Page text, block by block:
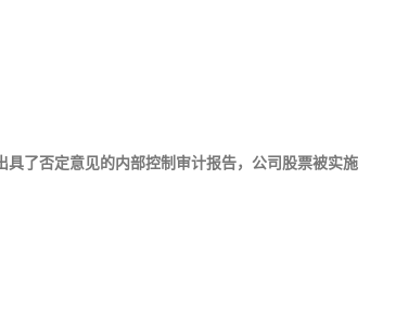
了否定意见的内部控制审计报告，公司股票被实施